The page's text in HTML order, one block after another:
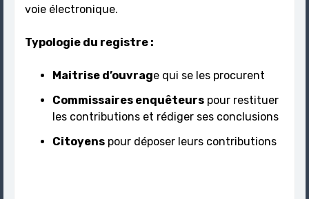
voie électronique.
Typologie du registre :
Maitrise d’ouvrage qui se les procurent
Commissaires enquêteurs pour restituer
les contributions et rédiger ses conclusions
Citoyens pour déposer leurs contributions